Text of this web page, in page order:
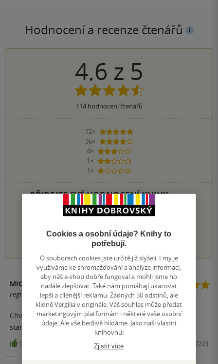
Hodnocení a recenze čtenářů
4.6 z 5
114hodnocení čtenářů
72×
5 hvězdiček
36×
4 hvězdičky
4×
3 hvězdičky
1×
2 hvězdičky
1×
1 hvezdička
PŘIDEJTE SVÉ HODNOCENÍ KNIHY
Hodnocení našich knihkupců: 0.0 z 5
1 2 3 4 5
MICHAELA SLOUKOVÁ
registrovaný uživatel
Chvíli trvá, než se člověk do toho dostane, ale jak se to
stane, nejde se odthnout. Úžasný příběh.
93 Kniha, Knižní klub, 2015, 9788024247243
Cookies a osobní údaje? Knihy to
potřebují.
O souborech cookies jste určitě již slyšeli. I my je
využíváme ke shromažďování a analýze informací,
aby náš e-shop dobře fungoval a mohli jsme ho
nadále zlepšovat. Také nám pomáhají ukazovat
lepší a cílenější reklamu. Žádných 50 odstínů, ale
klidně Vergilia v originále. Váš souhlas může předat
marketingovým platformám i některé vaše osobní
údaje. Ale vše bedlivě hlídáme. Jako naši vlastní
knihovnu!
Zjistit více